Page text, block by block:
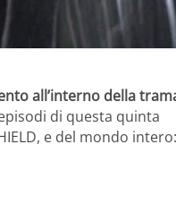
all’interno della
di questa quinta
e del mondo